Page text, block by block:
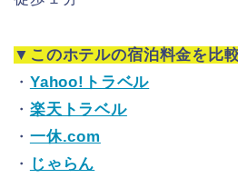
▼このホテルの宿泊料金を比
・ Yahoo!トラベル
・ 楽天トラベル
・ 一休.com
・ じゃらん